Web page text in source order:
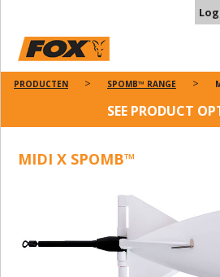
PRODUCTEN SPOMB™ RANGE
SEE PRODUCT
MIDI X SPOMB™